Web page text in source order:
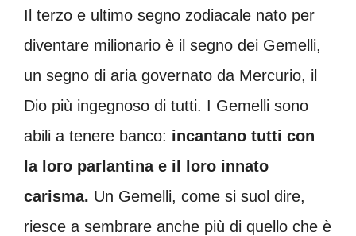
Il terzo e ultimo segno zodiacale nato per
diventare milionario è il segno dei Gemelli,
un segno di aria governato da Mercurio, il
Dio più ingegnoso di tutti. I Gemelli sono
abili a tenere banco: incantano tutti con
la loro parlantina e il loro innato
carisma. Un Gemelli, come si suol dire,
riesce a sembrare anche più di quello che è